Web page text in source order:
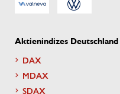
Aktienindizes Deutschland
DAX
MDAX
SDAX